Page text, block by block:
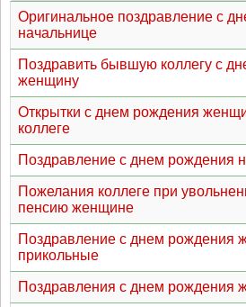
Оригинальное поздравление с
начальнице
Поздравить бывшую коллегу с
женщину
Открытки с днем рождения
коллеге
Поздравление с днем рождения
Пожелания коллеге при
пенсию женщине
Поздравление с днем рождения
прикольные
Поздравления с днем рождения